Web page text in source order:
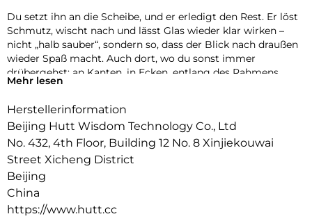
Du setzt ihn an die Scheibe, und er erledigt den Rest. Er löst
Schmutz, wischt nach und lässt Glas wieder klar wirken –
nicht „halb sauber“, sondern so, dass der Blick nach draußen
wieder Spaß macht. Auch dort, wo du sonst immer
drübergehst: an Kanten, in Ecken, entlang des Rahmens.
Perfekt für große Fensterfronten, Balkontüren, schmale
Der beste Teil: Du gewinnst Zeit zurück. Keine Fensterputz-
Tage mehr, kein „mach ich später“. Nur ein Zuhause, das
sofort frischer aussieht – während du deinen Kaffee trinkst.
Vertikale Reinigung bis zu einer maximal empfohlenen
Neigung von 60° : Klassische Wintergarten-Dächer sind
damit ausgeschlossen.
Mehr lesen
Herstellerinformation
Beijing Hutt Wisdom Technology Co., Ltd
No. 432, 4th Floor, Building 12 No. 8 Xinjiekouwai
Street Xicheng District
Beijing
China
https://www.hutt.cc